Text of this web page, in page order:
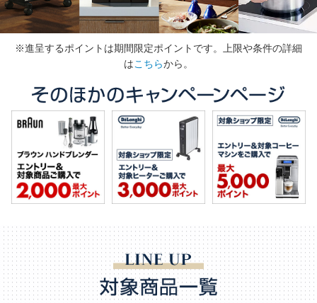
※進呈するポイントは期間限定ポイントです。上限や条件の詳細
はこちらから。